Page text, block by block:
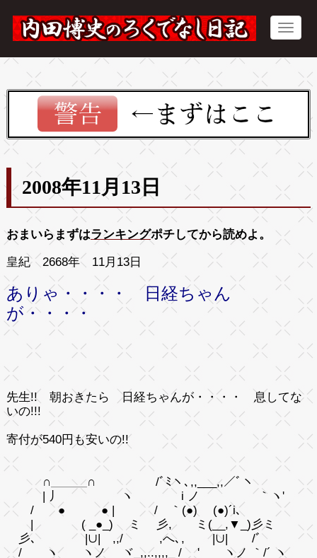
2008年11月13日
おまいらまずはランキングポチしてから読めよ。
皇紀 2668年 11月13日
ありゃ・・・・ 日経ちゃん
が・・・・
先生!! 朝おきたら 日経ちゃんが・・・・ 息してな
いの!!!
寄付が540円も安いの!!
∩＿＿＿∩ /ﾞﾐヽ､,,___,,／ﾞヽ
| 丿 ヽ i ノ ｀ヽ'
/ ● ● | / ｀(●) (●)´i､
| ( _●_) ミ 彡, ミ(__,▼_)彡ミ
彡､ |∪| ,,/ ,へ､, |∪| /ﾞ
/ ヽ ヽノ ヾ_,,..,,,,_ / ' ヽノ ｀/´ ヽ